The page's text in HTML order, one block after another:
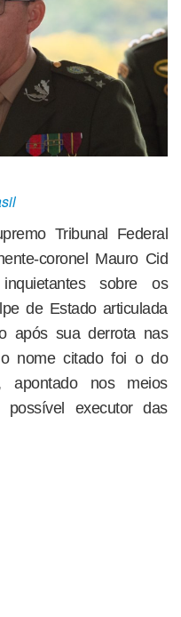
Tribunal Federal
coronel Mauro Cid
sobre os
de Estado articulada
após sua derrota nas
nome citado foi o do
apontado nos meios
possível executor das